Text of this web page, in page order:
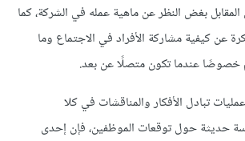
بغض النظر عن ماهية عمله في الشركة، كما
عن كيفية مشاركة الأفراد في الاجتماع وما
خصوصًا عندما تكون متصلًا عن بعد.
تبادل الأفكار والمناقشات في كلا
حديثة حول توقعات الموظفين، فإن إحدى